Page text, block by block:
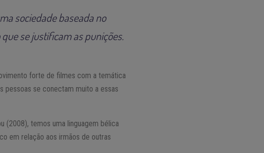
sociedade baseada no
se justificam as punições.
forte de filmes com a temática
pessoas se conectam muito a essas
(2008), temos uma linguagem bélica
em relação aos irmãos de outras